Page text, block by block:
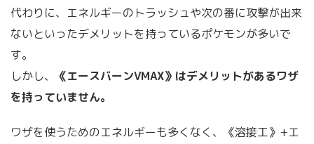
代わりに、エネルギーのトラッシュや次の番に攻撃が出来
ないといったデメリットを持っているポケモンが多いで
す。
しかし、
《エースバーンVMAX》はデメリットがあるワザ
を持っていません。
ワザを使うためのエネルギーも多くなく、《溶接工》+エ